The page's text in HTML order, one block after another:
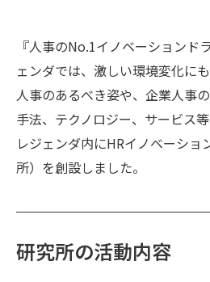
『人事のNo.1イノベーションド
ェンダでは、激しい環境変化に
人事のあるべき姿や、企業人事
手法、テクノロジー、サービス
レジェンダ内にHRイノベーショ
所）を創設しました。
研究所の活動内容